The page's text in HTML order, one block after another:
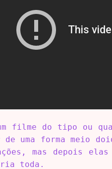
filme do tipo ou
uma forma meio
mas depois
toda.